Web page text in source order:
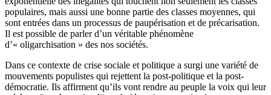
populaires, mais aussi une bonne partie des classes moyennes, qui
sont entrées dans un processus de paupérisation et de précarisation.
Il est possible de parler d’un véritable phénomène
d’« oligarchisation » des nos sociétés.
Dans ce contexte de crise sociale et politique a surgi une variété de
mouvements populistes qui rejettent la post-politique et la post-
démocratie. Ils affirment qu’ils vont rendre au peuple la voix qui leur